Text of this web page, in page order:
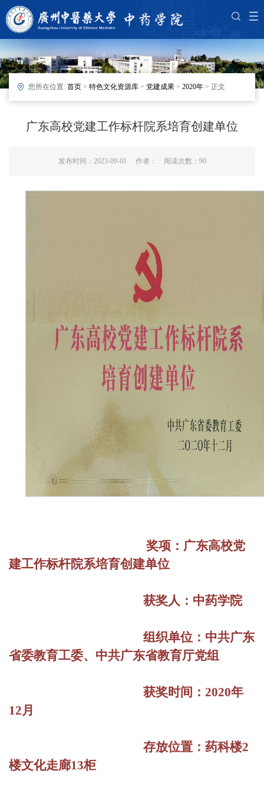
您所在位置: 首页 > 特色文化资源库 > 党建成果 > 2020年 > 正文
广东高校党建工作标杆院系培育创建单位
发布时间：2023-09-01 作者： 阅读次数： 90
奖项：广东高校党
建工作标杆院系培育创建单位
获奖人：中药学院
组织单位：中共广东
省委教育工委、中共广东省教育厅党组
获奖时间：2020年
12月
存放位置：药科楼2
楼文化走廊13柜